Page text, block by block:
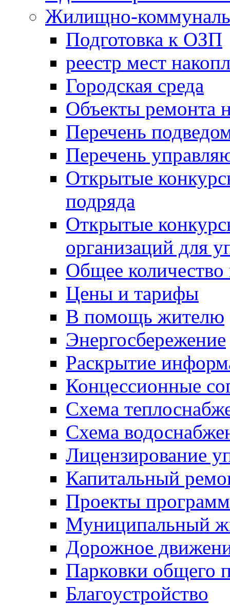
Жилищно-
Подготовка к ОЗП
реестр мест
Городская среда
Объекты ремонта
Перечень
Перечень
Открытые
подряда
Открытые
организаций для
Общее
Цены и тарифы
В помощь жителю
Энергосбережение
Раскрытие
Концессионные
Схема
Схема
Лицензирование
Капитальный
Проекты программ
Муниципальный
Дорожное
Парковки общего
Благоустройство